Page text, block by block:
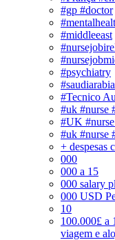
#gp #doctor
#middleeast
#psychiatry
#saudiarabia
#Tecnico
#uk #nurse
#UK
#uk #nurse
+ despesas
000
000 a 15
000 salary
000 USD
10
100.000£ a
viagem e